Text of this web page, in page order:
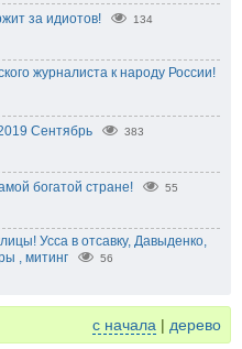
за идиотов! 134
журналиста к народу России!
Сентябрь 383
богатой стране! 55
Усса в отсавку, Давыденко,
, митинг
56
с начала | дерево